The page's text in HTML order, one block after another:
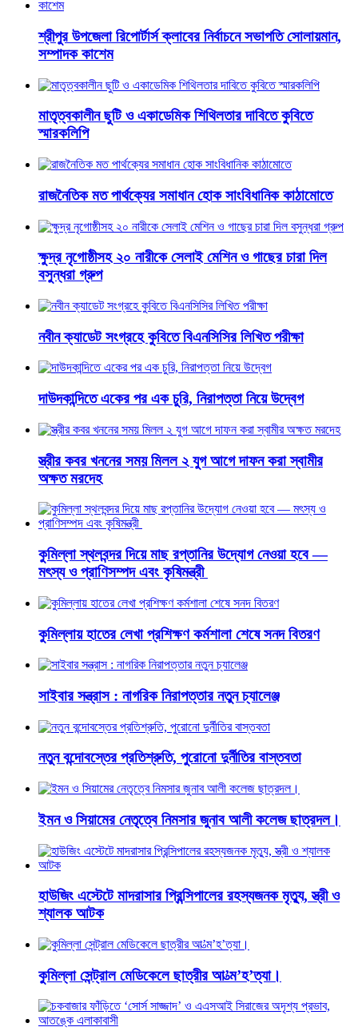
শ্রীপুর উপজেলা রিপোর্টার্স ক্লাবের নির্বাচনে সভাপতি সোলায়মান,
সম্পাদক কাশেম
মাতৃত্বকালীন ছুটি ও একাডেমিক শিথিলতার দাবিতে কুবিতে
স্মারকলিপি
রাজনৈতিক মত পার্থক্যের সমাধান হোক সাংবিধানিক কাঠামোতে
ক্ষুদ্র নৃগোষ্ঠীসহ ২০ নারীকে সেলাই মেশিন ও গাছের চারা দিল
বসুন্ধরা গ্রুপ
নবীন ক্যাডেট সংগ্রহে কুবিতে বিএনসিসির লিখিত পরীক্ষা
দাউদকান্দিতে একের পর এক চুরি, নিরাপত্তা নিয়ে উদ্বেগ
স্ত্রীর কবর খননের সময় মিলল ২ যুগ আগে দাফন করা স্বামীর
অক্ষত মরদেহ
কুমিল্লা স্থলবন্দর দিয়ে মাছ রপ্তানির উদ্যোগ নেওয়া হবে —
মৎস্য ও প্রাণিসম্পদ এবং কৃষিমন্ত্রী
কুমিল্লায় হাতের লেখা প্রশিক্ষণ কর্মশালা শেষে সনদ বিতরণ
সাইবার সন্ত্রাস : নাগরিক নিরাপত্তার নতুন চ্যালেঞ্জ
নতুন বন্দোবস্তের প্রতিশ্রুতি, পুরোনো দুর্নীতির বাস্তবতা
ইমন ও সিয়ামের নেতৃত্বে নিমসার জুনাব আলী কলেজ ছাত্রদল।
হাউজিং এস্টেটে মাদরাসার প্রিন্সিপালের রহস্যজনক মৃত্যু, স্ত্রী ও
শ্যালক আটক
কুমিল্লা সেন্ট্রাল মেডিকেলে ছাত্রীর আ’ত্ম’হ’ত্যা।